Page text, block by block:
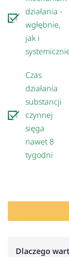
działania -
wgłębnie,
jak i
Czas
działania
substancji
czynnej
sięga
nawet 8
tygodni
Dlaczego